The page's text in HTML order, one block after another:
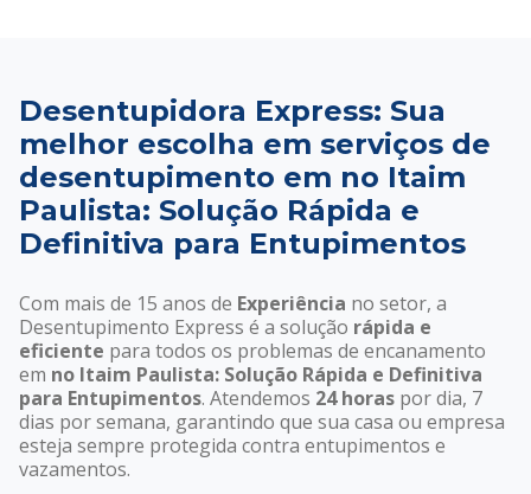
Desentupidora Express: Sua
melhor escolha em serviços de
desentupimento em no Itaim
Paulista: Solução Rápida e
Definitiva para Entupimentos
Com mais de 15 anos de Experiência no setor, a
Desentupimento Express é a solução rápida e
eficiente para todos os problemas de encanamento
em no Itaim Paulista: Solução Rápida e Definitiva
para Entupimentos. Atendemos 24 horas por dia, 7
dias por semana, garantindo que sua casa ou empresa
esteja sempre protegida contra entupimentos e
vazamentos.